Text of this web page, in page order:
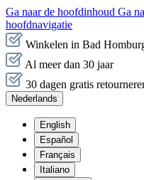
Ga naar de hoofdinhoud Ga
hoofdnavigatie
Winkelen in Bad
Al meer dan 30 jaar
30 dagen gratis
Nederlands
English
Español
Français
Italiano